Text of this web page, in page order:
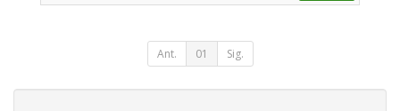
Ant. 01 Sig.